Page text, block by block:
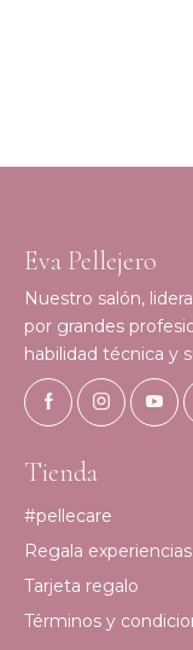
Eva Pellejero
Nuestro salón,
por grandes
habilidad técnica y
Tienda
#pellecare
Regala experiencias
Tarjeta regalo
Términos y